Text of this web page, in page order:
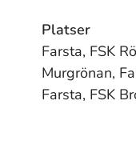
Platser
Farsta, FSK
Murgrönan,
Farsta, FSK